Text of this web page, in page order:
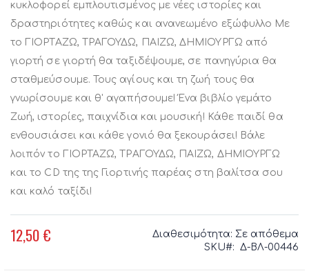
κυκλοφορεί εμπλουτισμένος με νέες ιστορίες και
δραστηριότητες καθώς και ανανεωμένο εξώφυλλο Με
τo ΓΙΟΡΤΑΖΩ, ΤΡΑΓΟΥΔΩ, ΠΑΙΖΩ, ΔΗΜΙΟΥΡΓΩ από
γιορτή σε γιορτή θα ταξιδέψουμε, σε πανηγύρια θα
σταθμεύσουμε. Τους αγίους και τη ζωή τους θα
γνωρίσουμε και θ' αγαπήσουμε! Ένα βιβλίο γεμάτο
Ζωή, ιστορίες, παιχνίδια και μουσική! Κάθε παιδί θα
ενθουσιάσει και κάθε γονιό θα ξεκουράσει! Βάλε
λοιπόν το ΓΙΟΡΤΑΖΩ, ΤΡΑΓΟΥΔΩ, ΠΑΙΖΩ, ΔΗΜΙΟΥΡΓΩ
και το CD της της Γιορτινής παρέας στη βαλίτσα σου
και καλό ταξίδι!
12,50 € Διαθεσιμότητα: Σε απόθεμα
SKU
Δ-ΒΛ-00446